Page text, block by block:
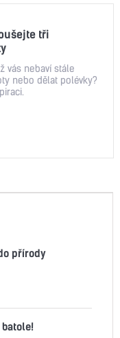
tři
vás nebaví stále
nebo dělat polévky?
přírody